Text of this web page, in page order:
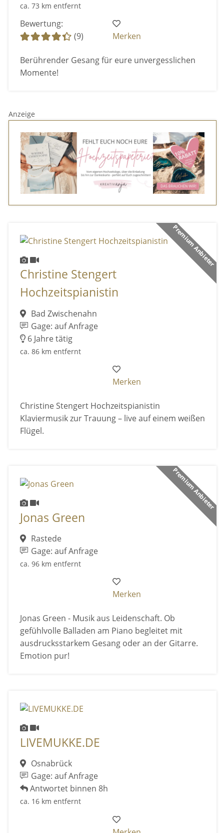
ca. 73 km entfernt
Bewertung:
(9)
Merken
Berührender Gesang für eure unvergesslichen
Momente!
Anzeige
Premium Anbieter
Christine Stengert
Hochzeitspianistin
Bad Zwischenahn
Gage: auf Anfrage
6 Jahre tätig
ca. 86 km entfernt
Merken
Christine Stengert Hochzeitspianistin
Klaviermusik zur Trauung – live auf einem weißen
Flügel.
Premium Anbieter
Jonas Green
Rastede
Gage: auf Anfrage
ca. 96 km entfernt
Merken
Jonas Green - Musik aus Leidenschaft. Ob
gefühlvolle Balladen am Piano begleitet mit
ausdrucksstarkem Gesang oder an der Gitarre.
Emotion pur!
LIVEMUKKE.DE
Osnabrück
Gage: auf Anfrage
Antwortet binnen 8h
ca. 16 km entfernt